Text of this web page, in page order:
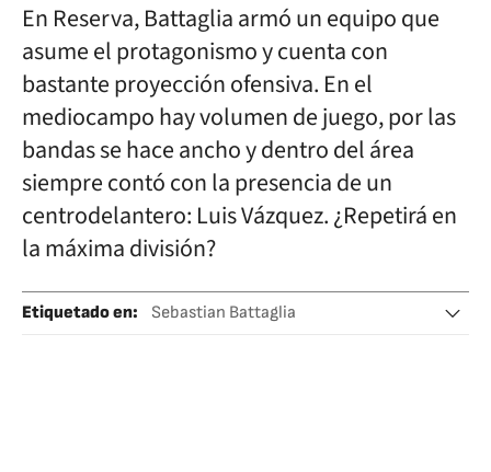
En Reserva, Battaglia armó un equipo que
asume el protagonismo y cuenta con
bastante proyección ofensiva. En el
mediocampo hay volumen de juego, por las
bandas se hace ancho y dentro del área
siempre contó con la presencia de un
centrodelantero: Luis Vázquez. ¿Repetirá en
la máxima división?
Etiquetado en:
Sebastian Battaglia